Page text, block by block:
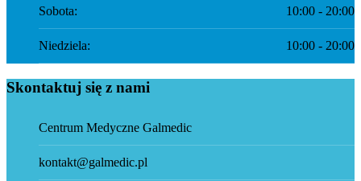
Sobota: 10:00 - 20:00
Niedziela: 10:00 - 20:00
Skontaktuj się z nami
Centrum Medyczne Galmedic
kontakt@galmedic.pl